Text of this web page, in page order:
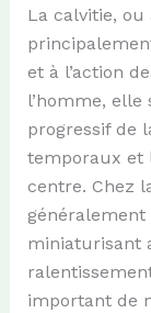
La calvitie, ou
et à l’action
l’homme,
progressif de
temporaux et
centre. Chez
miniaturisant
important de